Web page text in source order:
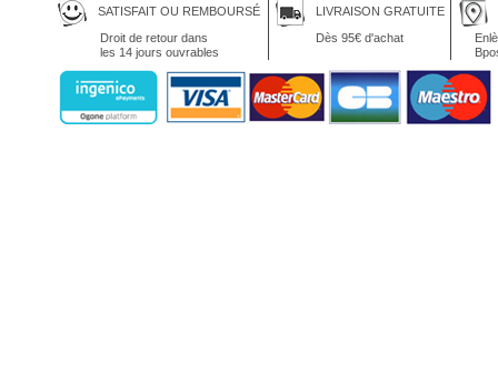
SATISFAIT OU REMBOURSÉ
Droit de retour dans
les 14 jours ouvrables
LIVRAISON GRATUITE
Dès 95€ d'achat